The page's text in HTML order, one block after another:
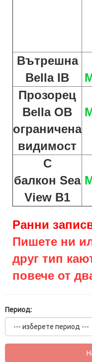
Вътрешна
Bella IB
Прозорец
Bella OB
ограничена
видимост
С
балкон Sea
View B1
Ранни
Пишете ни
друг тип
повече от
Период: